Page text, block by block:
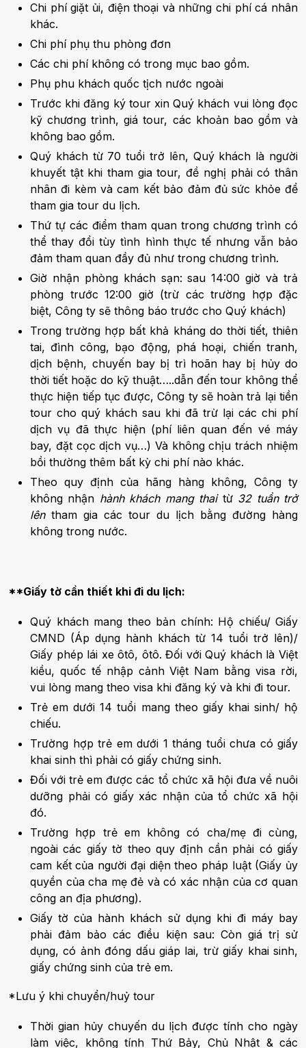
Chi phí giặt ủi, điện thoại và những chi phí cá nhân
khác.
Chi phí phụ thu phòng đơn
Các chi phí không có trong mục bao gồm.
Phụ phu khách quốc tịch nước ngoài
Trước khi đăng ký tour xin Quý khách vui lòng đọc
kỹ chương trình, giá tour, các khoản bao gồm và
không bao gồm.
Quý khách từ 70 tuổi trở lên, Quý khách là người
khuyết tật khi tham gia tour, đề nghị phải có thân
nhân đi kèm và cam kết bảo đảm đủ sức khỏe để
tham gia tour du lịch.
Thứ tự các điểm tham quan trong chương trình có
thể thay đổi tùy tình hình thực tế nhưng vẫn bảo
đảm tham quan đầy đủ như trong chương trình.
Giờ nhận phòng khách sạn: sau 14:00 giờ và trả
phòng trước 12:00 giờ (trừ các trường hợp đặc
biệt, Công ty sẽ thông báo trước cho Quý khách)
Trong trường hợp bất khả kháng do thời tiết, thiên
tai, đình công, bạo động, phá hoại, chiến tranh,
dịch bệnh, chuyến bay bị trì hoãn hay bị hủy do
thời tiết hoặc do kỹ thuật…..dẫn đến tour không thể
thực hiện tiếp tục được, Công ty sẽ hoàn trả lại tiền
tour cho quý khách sau khi đã trừ lại các chi phí
dịch vụ đã thực hiện (phí liên quan đến vé máy
bay, đặt cọc dịch vụ…) Và không chịu trách nhiệm
bồi thường thêm bất kỳ chi phí nào khác.
Theo quy định của hãng hàng không, Công ty
không nhận hành khách mang thaitừ 32 tuần trở
lêntham gia các tour du lịch bằng đường hàng
không trong nước.
**Giấy tờ cần thiết khi đi du lịch:
Quý khách mang theo bản chính: Hộ chiếu/ Giấy
CMND (Áp dụng hành khách từ 14 tuổi trở lên)/
Giấy phép lái xe ôtô, ôtô. Đối với Quý khách là Việt
kiều, quốc tế nhập cảnh Việt Nam bằng visa rời,
vui lòng mang theo visa khi đăng ký và khi đi tour.
Trẻ em dưới 14 tuổi mang theo giấy khai sinh/ hộ
chiếu.
Trường hợp trẻ em dưới 1 tháng tuổi chưa có giấy
khai sinh thì phải có giấy chứng sinh.
Đối với trẻ em được các tổ chức xã hội đưa về nuôi
dưỡng phải có giấy xác nhận của tổ chức xã hội
đó.
Trường hợp trẻ em không có cha/mẹ đi cùng,
ngoài các giấy tờ theo quy định cần phải có giấy
cam kết của người đại diện theo pháp luật (Giấy ủy
quyền của cha mẹ đẻ và có xác nhận của cơ quan
công an địa phương).
Giấy tờ của hành khách sử dụng khi đi máy bay
phải đảm bảo các điều kiện sau: Còn giá trị sử
dụng, có ảnh đóng dấu giáp lai, trừ giấy khai sinh,
giấy chứng sinh của trẻ em.
*Lưu ý khi chuyển/huỷ tour
Thời gian hủy chuyến du lịch được tính cho ngày
làm việc, không tính Thứ Bảy, Chủ Nhật & các